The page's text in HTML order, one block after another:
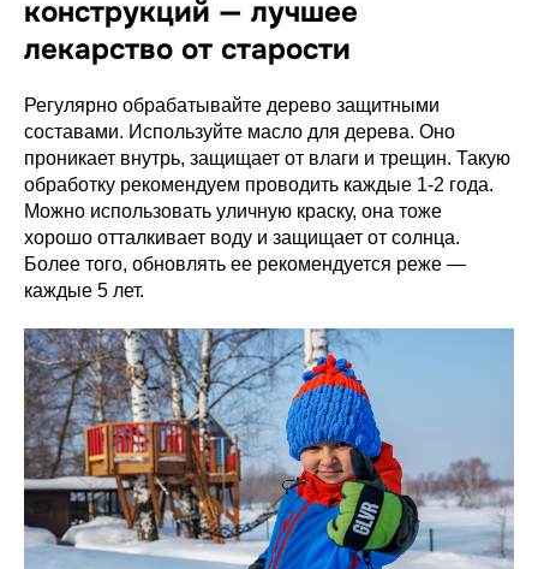
конструкций — лучшее
лекарство от старости
Регулярно обрабатывайте дерево защитными
составами. Используйте масло для дерева. Оно
проникает внутрь, защищает от влаги и трещин. Такую
обработку рекомендуем проводить каждые 1-2 года.
Можно использовать уличную краску, она тоже
хорошо отталкивает воду и защищает от солнца.
Более того, обновлять ее рекомендуется реже —
каждые 5 лет.